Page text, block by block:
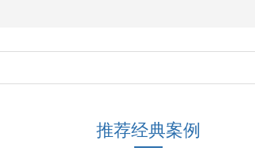
推荐经典案例